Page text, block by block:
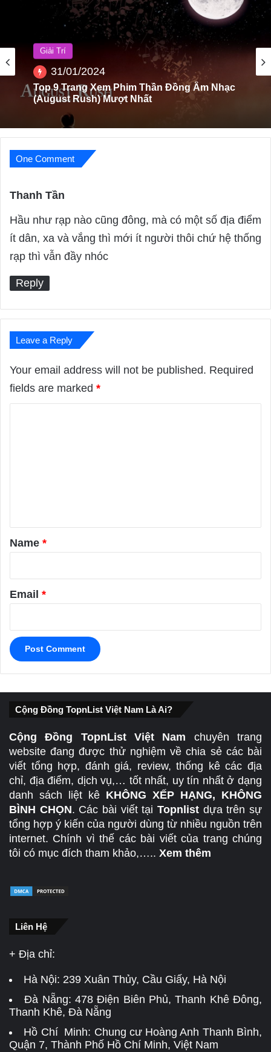
Giải Trí
31/01/2024
Top 9 Trang Xem Phim Thần Đồng Âm Nhạc
Nhân Vật
08/05/2023
Top 15+ bộ phim Anime buồn và kết thúc thê
lương
One Comment
Thanh Tần
y
s
Hầu như rạp nào cũng đông, mà có một số địa điểm
ít dân, xa và vắng thì mới ít người thôi chứ hệ thống
rạp thì vẫn đầy nhóc
Reply
Leave a Reply
Your email address will not be published. Required
fields are marked *
*
Name *
Email *
Cộng Đồng TopnList Việt Nam Là Ai?
Cộng Đồng TopnList Việt Nam chuyên trang
website đang được thử nghiệm về chia sẻ các bài
viết tổng hợp, đánh giá, review, thống kê các địa
chỉ, địa điểm, dịch vụ,… tốt nhất, uy tín nhất ở dạng
danh sách liệt kê KHÔNG XẾP HẠNG, KHÔNG
BÌNH CHỌN. Các bài viết tạiTopnlist dựa trên sự
tổng hợp ý kiến của người dùng từ nhiều nguồn trên
internet. Chính vì thế các bài viết của trang chúng
tôi có mục đích tham khảo,….. Xem thêm
Liên Hệ
+ Địa chỉ:
Hà Nội: 239 Xuân Thủy, Cầu Giấy, Hà Nội
Đà Nẵng:478 Điện Biên Phủ, Thanh Khê Đông,
Thanh Khê, Đà Nẵng
Hồ Chí Minh: Chung cư Hoàng Anh Thanh Bình,
Quận 7, Thành Phố Hồ Chí Minh, Việt Nam